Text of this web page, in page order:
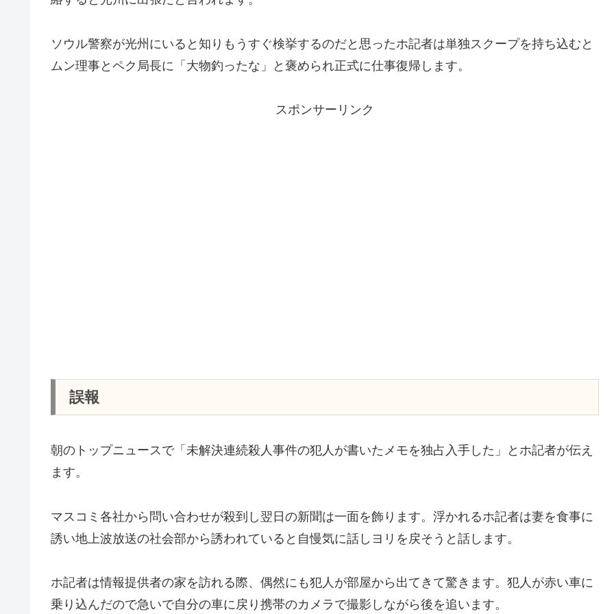
ソウル警察が光州にいると知りもうすぐ検挙するのだと思ったホ記者は単独スクープを持ち込むと
ムン理事とペク局長に「大物釣ったな」と褒められ正式に仕事復帰します。
スポンサーリンク
誤報
朝のトップニュースで「未解決連続殺人事件の犯人が書いたメモを独占入手した」とホ記者が伝え
ます。
マスコミ各社から問い合わせが殺到し翌日の新聞は一面を飾ります。浮かれるホ記者は妻を食事に
誘い地上波放送の社会部から誘われていると自慢気に話しヨリを戻そうと話します。
ホ記者は情報提供者の家を訪れる際、偶然にも犯人が部屋から出てきて驚きます。犯人が赤い車に
乗り込んだので急いで自分の車に戻り携帯のカメラで撮影しながら後を追います。